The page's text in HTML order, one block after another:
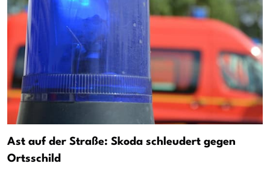
Ast auf der Straße: Skoda schleudert gegen
Ortsschild